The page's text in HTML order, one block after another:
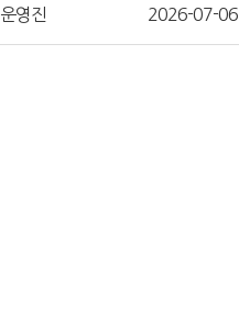
운영진 2026-07-06